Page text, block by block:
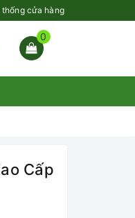
thống cửa hàng
0
Cấp